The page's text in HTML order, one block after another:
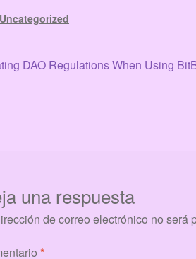
Uncategorized
DAO Regulations When Using
una respuesta
de correo electrónico no será
*